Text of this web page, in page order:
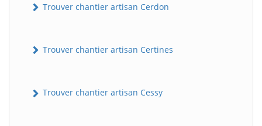
Trouver chantier artisan Cerdon
Trouver chantier artisan Certines
Trouver chantier artisan Cessy